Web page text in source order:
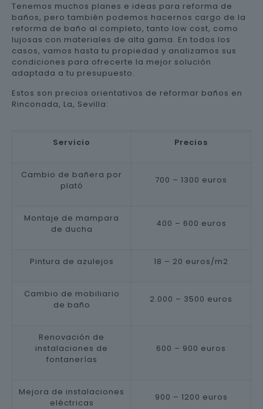
Tenemos muchos planes e ideas para reforma de
baños, pero también podemos hacernos cargo de la
reforma de baño al completo, tanto low cost, como
lujosas con materiales de alta gama. En todos los
casos, vamos hasta tu propiedad y analizamos sus
condiciones para ofrecerte la mejor solución
adaptada a tu presupuesto.
Estos son precios orientativos de reformar baños en
Rinconada, La, Sevilla:
Servicio Precios
Cambio de bañera por
plató
700 – 1300 euros
Montaje de mampara
de ducha
400 – 600 euros
Pintura de azulejos 18 – 20 euros/m2
Cambio de mobiliario
de baño
2.000 – 3500 euros
Renovación de
instalaciones de
fontanerías
600 – 900 euros
Mejora de instalaciones
eléctricas
900 – 1200 euros